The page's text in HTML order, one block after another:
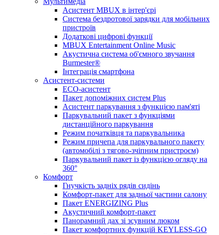
Асистент MBUX в інтер'єрі
Система бездротової зарядки для мобільних
пристроїв
Додаткові цифрові функції
MBUX Entertainment Online Music
Акустична система об'ємного звучання
Burmester®
Інтеграція смартфона
Асистент-системи
ECO-асистент
Пакет допоміжних систем Plus
Асистент паркування з функцією пам'яті
Паркувальний пакет з функціями
дистанційного паркування
Режим початківця та паркувальника
Режим причепа для паркувального пакету
(автомобілі з тягово-зчіпним пристроєм)
Паркувальний пакет із функцією огляду на
360°
Комфорт
Гнучкість задніх рядів сидінь
Комфорт-пакет для задньої частини салону
Пакет ENERGIZING Plus
Акустичний комфорт-пакет
Панорамний дах зі зсувним люком
Пакет комфортних функцій KEYLESS-GO